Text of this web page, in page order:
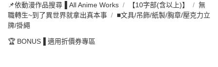
📌依動漫作品搜尋▐ All Anime Works 【10字部(含以上)】
無
職轉生~到了異世界就拿出真本事
■文具/吊飾/紙製/胸章/壓克力立
牌/掛繩
🏆 BONUS▐ 適用折價券專區